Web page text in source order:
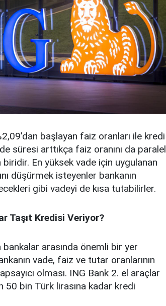
başlayan faiz oranları ile kredi
süresi arttıkça faiz oranını da paralel
En yüksek vade için uygulanan
düşürmek isteyenler bankanın
gibi vadeyi de kısa tutabilirler.
Taşıt Kredisi Veriyor?
arasında önemli bir yer
vade, faiz ve tutar oranlarının
olması. ING Bank 2. el araçlar
50 bin Türk lirasına kadar kredi